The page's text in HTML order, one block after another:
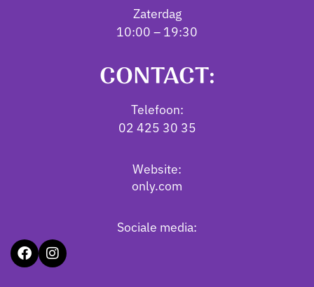
Zaterdag
10:00 – 19:30
CONTACT:
Telefoon:
02 425 30 35
Website:
only.com
Sociale media: